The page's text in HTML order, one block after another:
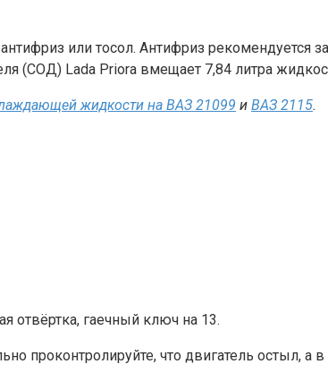
или тосол. Антифриз рекомендуется
(СОД) Lada Priora вмещает 7,84 литра
жидкости на ВАЗ 21099 и ВАЗ 2115.
отвёртка, гаечный ключ на 13.
проконтролируйте, что двигатель остыл, а